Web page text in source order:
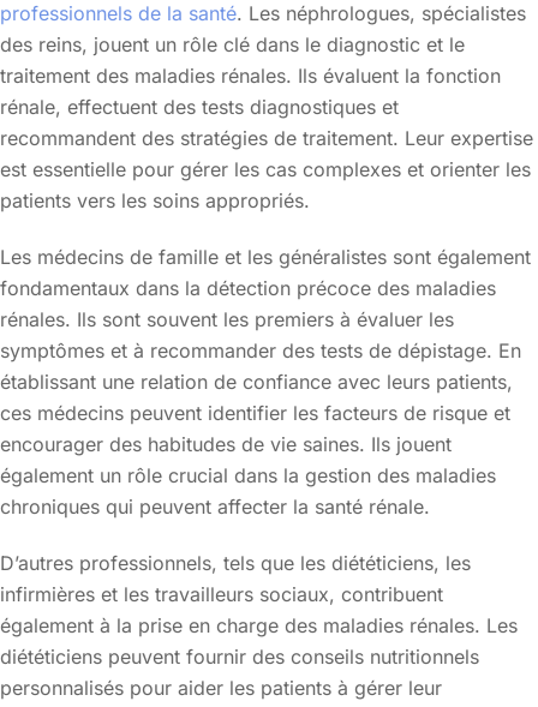
professionnels de la santé. Les néphrologues, spécialistes
des reins, jouent un rôle clé dans le diagnostic et le
traitement des maladies rénales. Ils évaluent la fonction
rénale, effectuent des tests diagnostiques et
recommandent des stratégies de traitement. Leur expertise
est essentielle pour gérer les cas complexes et orienter les
patients vers les soins appropriés.
Les médecins de famille et les généralistes sont également
fondamentaux dans la détection précoce des maladies
rénales. Ils sont souvent les premiers à évaluer les
symptômes et à recommander des tests de dépistage. En
établissant une relation de confiance avec leurs patients,
ces médecins peuvent identifier les facteurs de risque et
encourager des habitudes de vie saines. Ils jouent
également un rôle crucial dans la gestion des maladies
chroniques qui peuvent affecter la santé rénale.
D’autres professionnels, tels que les diététiciens, les
infirmières et les travailleurs sociaux, contribuent
également à la prise en charge des maladies rénales. Les
diététiciens peuvent fournir des conseils nutritionnels
personnalisés pour aider les patients à gérer leur